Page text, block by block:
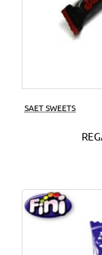
SAET SWEETS